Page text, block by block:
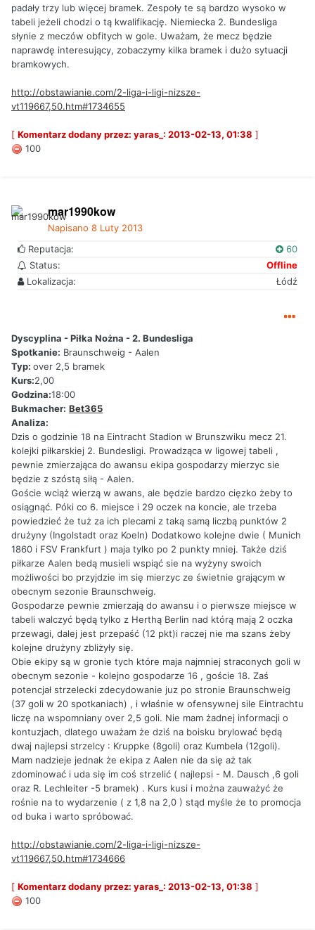
padały trzy lub więcej bramek. Zespoły te są bardzo wysoko w
tabeli jeżeli chodzi o tą kwalifikację. Niemiecka 2. Bundesliga
słynie z meczów obfitych w gole. Uważam, że mecz będzie
naprawdę interesujący, zobaczymy kilka bramek i dużo sytuacji
bramkowych.
http://obstawianie.com/2-liga-i-ligi-nizsze-
vt119667,50.htm#1734655
[ Komentarz dodany przez: yaras_: 2013-02-13, 01:38 ]
100
mar1990kow
Napisano 8 Luty 2013
Reputacja:
60
Status:
Offline
Lokalizacja:
Łódź
Dyscyplina - Piłka Nożna - 2. Bundesliga
Spotkanie: Braunschweig - Aalen
Typ: over 2,5 bramek
Kurs:2,00
Godzina:18:00
Bukmacher: Bet365
Analiza:
Dzis o godzinie 18 na Eintracht Stadion w Brunszwiku mecz 21.
kolejki piłkarskiej 2. Bundesligi. Prowadząca w ligowej tabeli ,
pewnie zmierzająca do awansu ekipa gospodarzy mierzyc sie
będzie z szóstą siłą - Aalen.
Goście wciąż wierzą w awans, ale będzie bardzo cięzko żeby to
osiągnąć. Póki co 6. miejsce i 29 oczek na koncie, ale trzeba
powiedzieć że tuż za ich plecami z taką samą liczbą punktów 2
drużyny (Ingolstadt oraz Koeln) Dodatkowo kolejne dwie ( Munich
1860 i FSV Frankfurt ) maja tylko po 2 punkty mniej. Także dziś
piłkarze Aalen bedą musieli wspiąć sie na wyżyny swoich
możliwości bo przyjdzie im się mierzyc ze świetnie grającym w
obecnym sezonie Braunschweig.
Gospodarze pewnie zmierzają do awansu i o pierwsze miejsce w
tabeli walczyć będą tylko z Herthą Berlin nad którą mają 2 oczka
przewagi, dalej jest przepaść (12 pkt)i raczej nie ma szans żeby
kolejne drużyny zbliżyły się.
Obie ekipy są w gronie tych które maja najmniej straconych goli w
obecnym sezonie - kolejno gospodarze 16 , goście 18. Zaś
potencjał strzelecki zdecydowanie juz po stronie Braunschweig
(37 goli w 20 spotkaniach) , i właśnie w ofensywnej sile Eintrachtu
liczę na wspomniany over 2,5 goli. Nie mam żadnej informacji o
kontuzjach, dlatego uważam że dziś na boisku brylować będą
dwaj najlepsi strzelcy : Kruppke (8goli) oraz Kumbela (12goli).
Mam nadzieje jednak że ekipa z Aalen nie da się aż tak
zdominować i uda się im coś strzelić ( najlepsi - M. Dausch ,6 goli
oraz R. Lechleiter -5 bramek) . Kurs kusi i można zauważyć że
rośnie na to wydarzenie ( z 1,8 na 2,0 ) stąd myśle że to promocja
od buka i warto spróbować.
http://obstawianie.com/2-liga-i-ligi-nizsze-
vt119667,50.htm#1734666
[ Komentarz dodany przez: yaras_: 2013-02-13, 01:38 ]
100